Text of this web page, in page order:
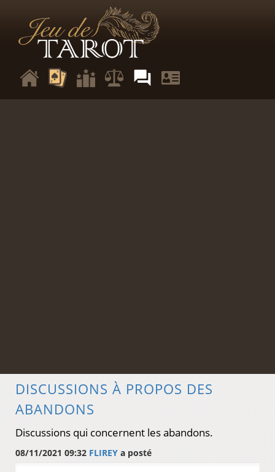
DISCUSSIONS À PROPOS DES
ABANDONS
Discussions qui concernent les abandons.
08/11/2021 09:32 FLIREY a posté